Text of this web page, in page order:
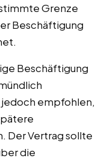
Grenze
Beschäftigung
Beschäftigung
empfohlen,
Der Vertrag sollte
die